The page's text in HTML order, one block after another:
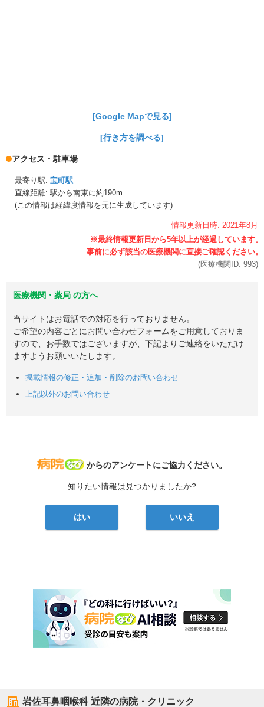
[Google Mapで見る]
[行き方を調べる]
アクセス・駐車場
最寄り駅: 宝町駅
直線距離: 駅から南東に約190m
(この情報は経緯度情報を元に生成しています)
情報更新日時: 2021年8月
(医療機関ID: 993)
医療機関・薬局 の方へ
当サイトはお電話での対応を行っておりません。
ご希望の内容ごとにお問い合わせフォームをご用意しておりま
すので、お手数ではございますが、下記よりご連絡をいただけ
ますようお願いいたします。
掲載情報の修正・追加・削除のお問い合わせ
上記以外のお問い合わせ
病院なび
からのアンケートにご協力ください。
知りたい情報は見つかりましたか?
はい いいえ
岩佐耳鼻咽喉科近隣の病院・クリニック